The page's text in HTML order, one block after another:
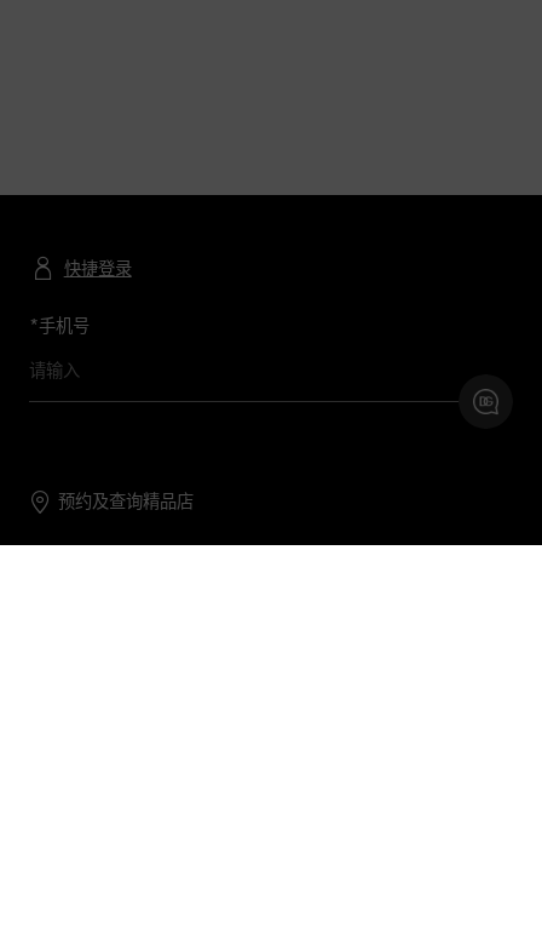
快捷登录
*手机号
预约及查询精品店